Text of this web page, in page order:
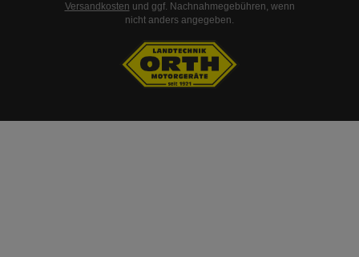
Versandkosten und ggf. Nachnahmegebühren, wenn
nicht anders angegeben.